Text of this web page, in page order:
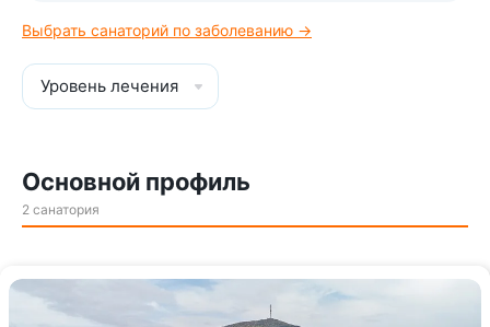
Выбрать санаторий по заболеванию →
Уровень лечения
Основной профиль
2 санатория